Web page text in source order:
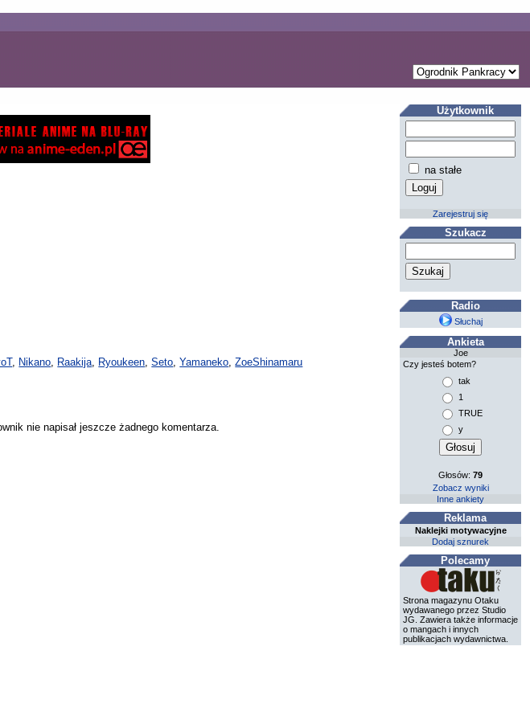
, Nikano, Raakija, Ryoukeen,Seto,Yamaneko,ZoeShinamaru
nie napisał jeszcze żadnego komentarza.
Użytkownik
na stałe
Zarejestruj się
Szukacz
Radio
Słuchaj
Ankieta
Joe
Czy jesteś botem?
tak
1
TRUE
y
Głosów:79
Zobacz wyniki
Inne ankiety
Reklama
Naklejki motywacyjne
Dodaj sznurek
Polecamy
Strona magazynu Otaku
wydawanego przez Studio
JG. Zawiera także informacje
o mangach i innych
publikacjach wydawnictwa.